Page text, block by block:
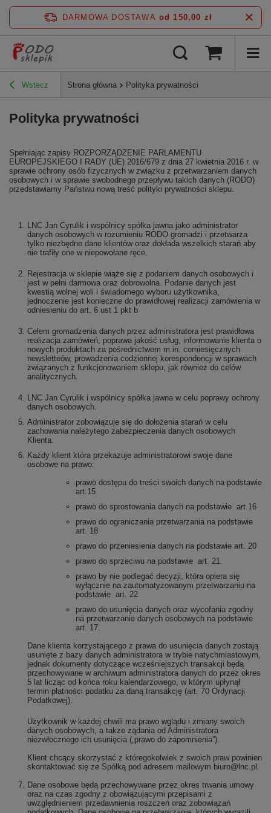
DARMOWA DOSTAWA od 150,00 zł
Wstecz Strona główna Polityka prywatności
Polityka prywatności
Spełniając zapisy ROZPORZĄDZENIE PARLAMENTU
EUROPEJSKIEGO I RADY (UE) 2016/679 z dnia 27 kwietnia 2016 r. w
sprawie ochrony osób fizycznych w związku z przetwarzaniem danych
osobowych i w sprawie swobodnego przepływu takich danych (RODO)
przedstawiamy Państwu nową treść polityki prywatności sklepu.
LNC Jan Cyrulik i wspólnicy spółka jawna jako administrator
danych osobowych w rozumieniu RODO gromadzi i przetwarza
tylko niezbędne dane klientów oraz dokłada wszelkich starań aby
nie trafiły one w niepowołane ręce.
Rejestracja w sklepie wiąże się z podaniem danych osobowych i
jest w pełni darmowa oraz dobrowolna. Podanie danych jest
kwestią wolnej woli i świadomego wyboru użytkownika,
jednoczenie jest konieczne do prawidłowej realizacji zamówienia w
odniesieniu do art. 6 ust 1 pkt b
Celem gromadzenia danych przez administratora jest prawidłowa
realizacja zamówień, poprawa jakość usług, informowanie klienta o
nowych produktach za pośrednictwem m.in. comiesięcznych
newsletteów, prowadzenia codziennej korespondencji w sprawach
związanych z funkcjonowaniem sklepu, jak również do celów
analitycznych.
LNC Jan Cyrulik i wspólnicy spółka jawna w celu poprawy ochrony
danych osobowych.
Administrator zobowiązuje się do dołożenia starań w celu
zachowania należytego zabezpieczenia danych osobowych
Klienta.
Każdy klient która przekazuje administratorowi swoje dane
osobowe na prawo:
prawo dostępu do treści swoich danych na podstawie
art.15
prawo do sprostowania danych na podstawie art.16
prawo do ograniczania przetwarzania na podstawie
art. 18
prawo do przeniesienia danych na podstawie art. 20
prawo do sprzeciwu na podstawie art. 21
prawo by nie podlegać decyzji, która opiera się
wyłącznie na zautomatyzowanym przetwarzaniu na
podstawie art. 22
prawo do usunięcia danych oraz wycofania zgodny
na przetwarzanie danych osobowych na podstawie
art. 17.
Dane klienta korzystającego z prawa do usunięcia danych zostają
usunięte z bazy danych administratora w trybie natychmiastowym,
jednak dokumenty dotyczące wcześniejszych transakcji będą
przechowywane w archiwum administratora danych do przez okres
5 lat licząc od końca roku kalendarzowego, w którym upłynął
termin płatności podatku za daną transakcję (art. 70 Ordynacji
Podatkowej).
Użytkownik w każdej chwili ma prawo wglądu i zmiany swoich
danych osobowych, a także żądania od Administratora
niezwłocznego ich usunięcia („prawo do zapomnienia”).
Klient chcący skorzystać z któregokolwiek z swoich praw powinien
skontaktować się ze Spółką pod adresem mailowym biuro@lnc.pl .
Dane osobowe będą przechowywane przez okres trwania umowy
oraz na czas zgodny z obowiązującymi przepisami z
uwzględnieniem przedawnienia roszczeń oraz zobowiązań